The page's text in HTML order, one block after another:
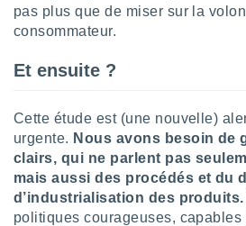
pas plus que de miser sur la
consommateur.
Et ensuite ?
Cette étude est (une nouvelle)
urgente. Nous avons besoin de
clairs, qui ne parlent pas
mais aussi des procédés et du
d’industrialisation des produits.
politiques courageuses, capables